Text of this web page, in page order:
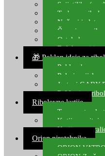
Svijetiljke
Torbe za
Noževi i alat za
Čamci za
Ostala kamp
Dalekozori i
🎁 Poklon ideje za
Poklon bon za
Polarizacijske
Jastuci GABY
Pokloni za
Ribolovne kutije
Transportne
Kutije za sitni
Kutije za
Orion pirotehnika
ORION